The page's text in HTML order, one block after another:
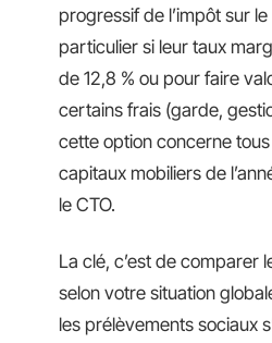
progressif de l’impôt sur
particulier si leur taux
de 12,8 % ou pour faire
certains frais (garde,
cette option concerne
capitaux mobiliers de
le CTO.
La clé, c’est de comparer
selon votre situation
les prélèvements sociaux